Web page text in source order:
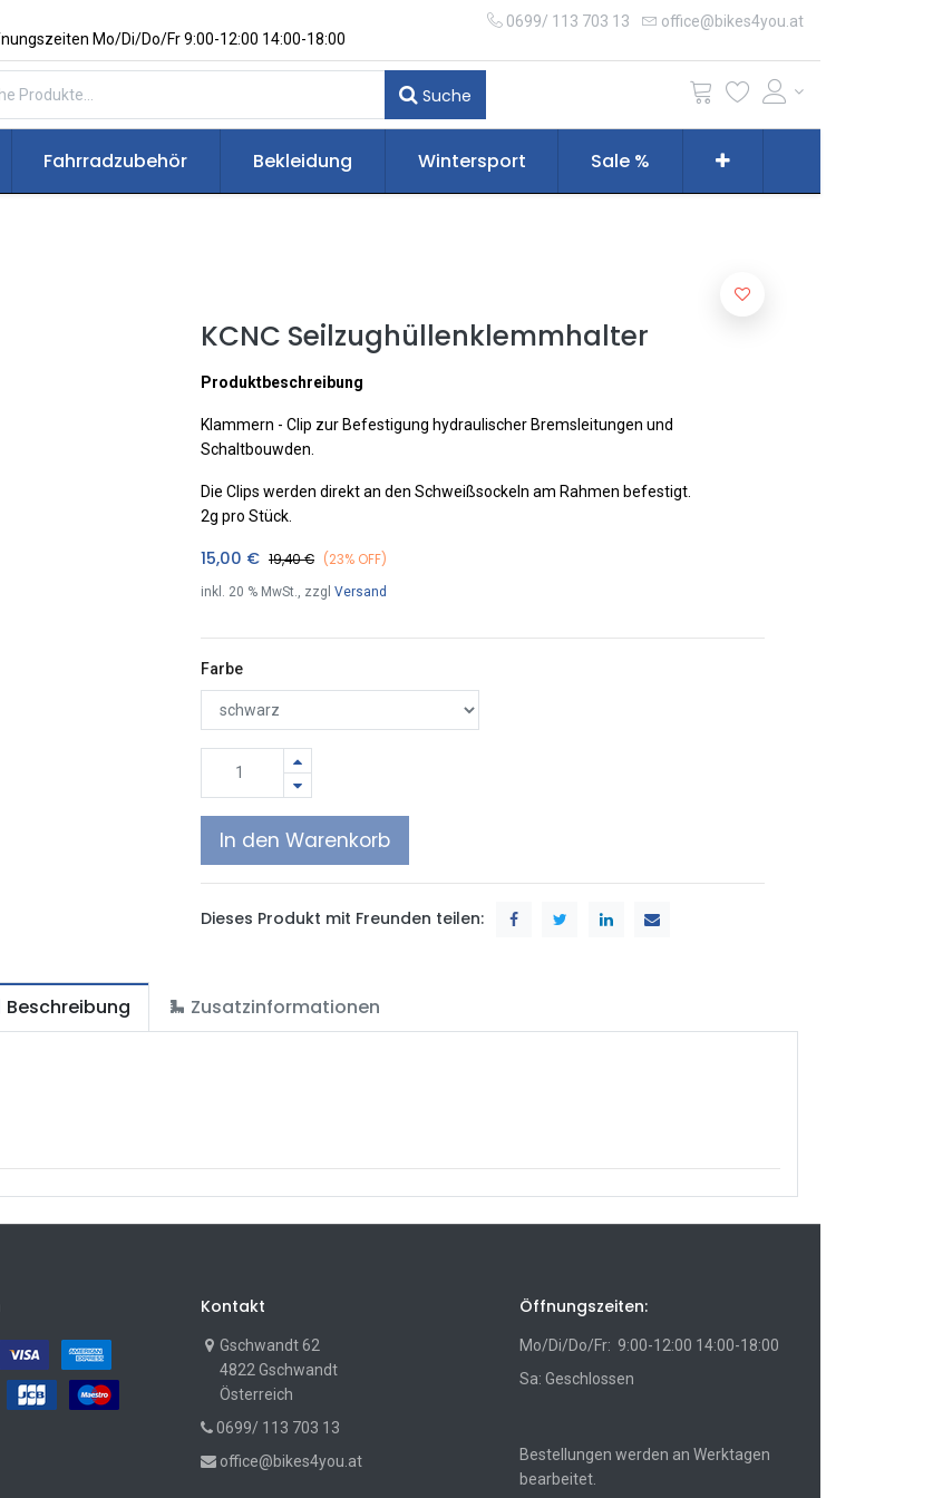
Mo/Di/Do/Fr 9:00-12:00 14:00-18:00
0699/ 113 703 13 office@bikes4you.at
Suche
Fahrradzubehör Bekleidung Wintersport Sale %
KCNC Seilzughüllenklemmhalter
Produktbeschreibung
Klammern - Clip zur Befestigung hydraulischer Bremsleitungen und
Schaltbouwden.
Die Clips werden direkt an den Schweißsockeln am Rahmen befestigt.
2g pro Stück.
15,00 € 19,40€ (23% OFF)
inkl. 20 % MwSt., zzgl Versand
Farbe
In den Warenkorb
Dieses Produkt mit Freunden teilen:
Beschreibung Zusatzinformationen
Kontakt
Gschwandt 62
4822 Gschwandt
Österreich
0699/ 113 703 13
office@bikes4you.at
Öffnungszeiten:
Mo/Di/Do/Fr: 9:00-12:00 14:00-18:00
Sa: Geschlossen
Bestellungen werden an Werktagen
bearbeitet.